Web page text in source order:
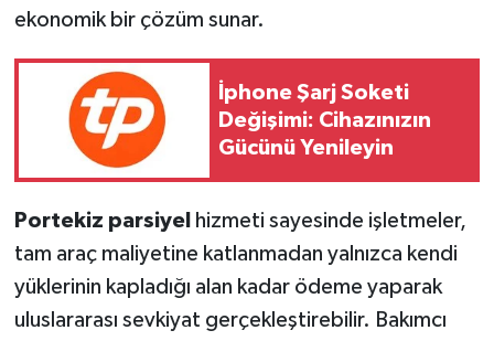
ekonomik bir çözüm sunar.
İphone Şarj Soketi
Değişimi: Cihazınızın
Gücünü Yenileyin
Portekiz parsiyel hizmeti sayesinde işletmeler,
tam araç maliyetine katlanmadan yalnızca kendi
yüklerinin kapladığı alan kadar ödeme yaparak
uluslararası sevkiyat gerçekleştirebilir. Bakımcı